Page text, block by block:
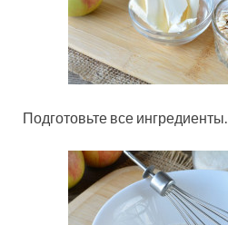
Подготовьте все ингредиенты.